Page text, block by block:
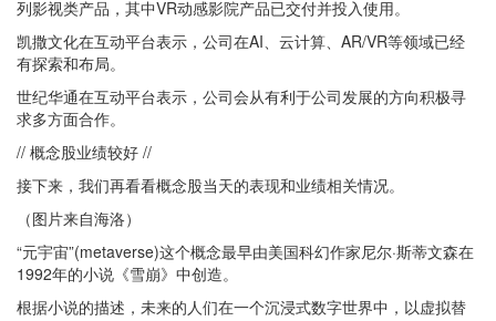
列影视类产品，其中VR动感影院产品已交付并投入使用。
凯撒文化在互动平台表示，公司在AI、云计算、AR/VR等领域已经
有探索和布局。
世纪华通在互动平台表示，公司会从有利于公司发展的方向积极寻
求多方面合作。
// 概念股业绩较好 //
接下来，我们再看看概念股当天的表现和业绩相关情况。
（图片来自海洛）
“元宇宙”(metaverse)这个概念最早由美国科幻作家尼尔·斯蒂文森在
1992年的小说《雪崩》中创造。
根据小说的描述，未来的人们在一个沉浸式数字世界中，以虚拟替